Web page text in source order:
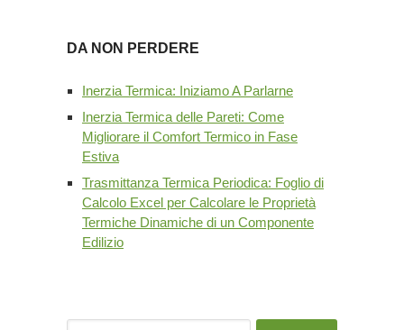
DA NON PERDERE
Inerzia Termica: Iniziamo A Parlarne
Inerzia Termica delle Pareti: Come
Migliorare il Comfort Termico in Fase
Estiva
Trasmittanza Termica Periodica: Foglio di
Calcolo Excel per Calcolare le Proprietà
Termiche Dinamiche di un Componente
Edilizio